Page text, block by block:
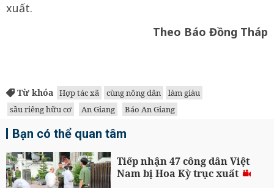
xuất.
Theo Báo Đồng Tháp
Từ khóa Hợp tác xã cùng nông dân
làm giàu
sầu riêng hữu cơ
An Giang Báo An Giang
Bạn có thể quan tâm
Tiếp nhận 47 công dân Việt
Nam bị Hoa Kỳ trục xuất